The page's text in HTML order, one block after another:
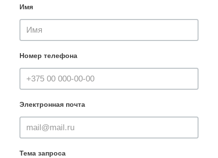
Имя
Номер телефона
Электронная почта
Тема запроса